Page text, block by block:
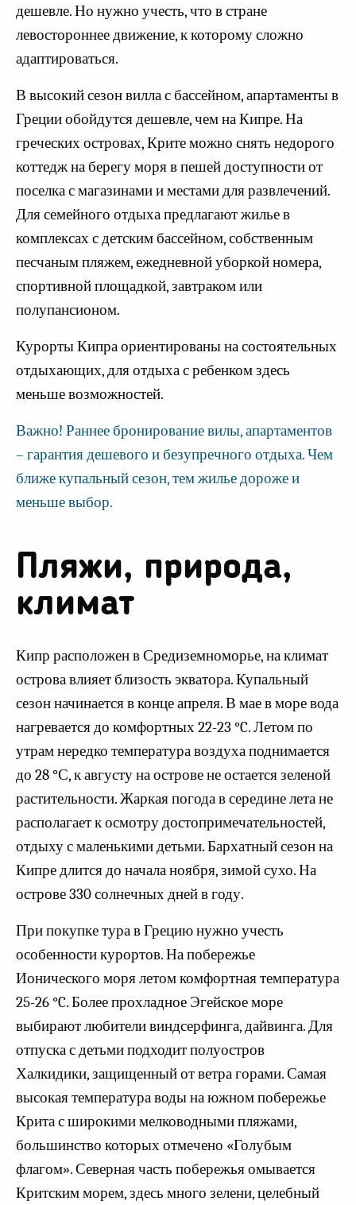
дешевле. Но нужно учесть, что в стране
левостороннее движение, к которому сложно
адаптироваться.
В высокий сезон вилла с бассейном, апартаменты в
Греции обойдутся дешевле, чем на Кипре. На
греческих островах, Крите можно снять недорого
коттедж на берегу моря в пешей доступности от
поселка с магазинами и местами для развлечений.
Для семейного отдыха предлагают жилье в
комплексах с детским бассейном, собственным
песчаным пляжем, ежедневной уборкой номера,
спортивной площадкой, завтраком или
полупансионом.
Курорты Кипра ориентированы на состоятельных
отдыхающих, для отдыха с ребенком здесь
меньше возможностей.
Важно! Раннее бронирование вилы, апартаментов
– гарантия дешевого и безупречного отдыха. Чем
ближе купальный сезон, тем жилье дороже и
меньше выбор.
Пляжи, природа,
климат
Кипр расположен в Средиземноморье, на климат
острова влияет близость экватора. Купальный
сезон начинается в конце апреля. В мае в море вода
нагревается до комфортных 22-23 °C. Летом по
утрам нередко температура воздуха поднимается
до 28 °С, к августу на острове не остается зеленой
растительности. Жаркая погода в середине лета не
располагает к осмотру достопримечательностей,
отдыху с маленькими детьми. Бархатный сезон на
Кипре длится до начала ноября, зимой сухо. На
острове 330 солнечных дней в году.
При покупке тура в Грецию нужно учесть
особенности курортов. На побережье
Ионического моря летом комфортная температура
25-26 °C. Более прохладное Эгейское море
выбирают любители виндсерфинга, дайвинга. Для
отпуска с детьми подходит полуостров
Халкидики, защищенный от ветра горами. Самая
высокая температура воды на южном побережье
Крита с широкими мелководными пляжами,
большинство которых отмечено «Голубым
флагом». Северная часть побережья омывается
Критским морем, здесь много зелени, целебный